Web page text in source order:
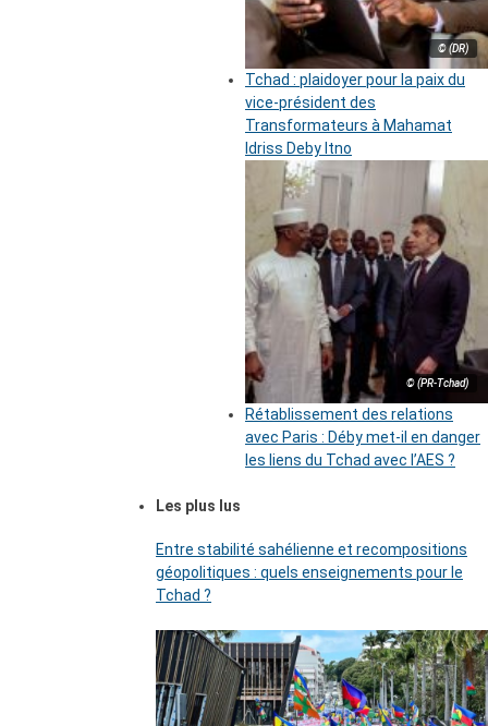
© (DR)
Tchad : plaidoyer pour la paix du
vice-président des
Transformateurs à Mahamat
Idriss Deby Itno
© (PR-Tchad)
Rétablissement des relations
avec Paris : Déby met-il en danger
les liens du Tchad avec l’AES ?
Les plus lus
Entre stabilité sahélienne et recompositions
géopolitiques : quels enseignements pour le
Tchad ?